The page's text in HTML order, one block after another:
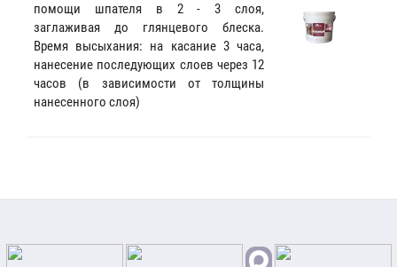
помощи шпателя в 2 - 3 слоя,
заглаживая до глянцевого блеска.
Время высыхания: на касание 3 часа,
нанесение последующих слоев через 12
часов (в зависимости от толщины
нанесенного слоя)